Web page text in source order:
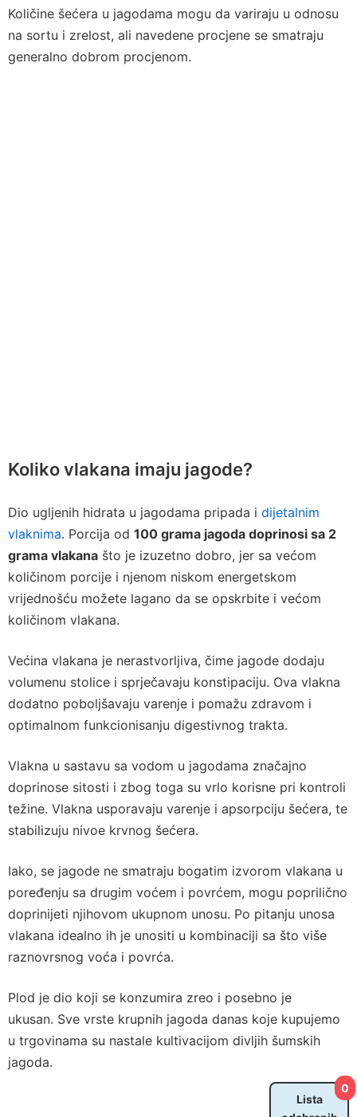
Količine šećera u jagodama mogu da variraju u odnosu
na sortu i zrelost, ali navedene procjene se smatraju
generalno dobrom procjenom.
Koliko vlakana imaju jagode?
Dio ugljenih hidrata u jagodama pripada i dijetalnim
vlaknima. Porcija od 100 grama jagoda doprinosi sa 2
grama vlakana što je izuzetno dobro, jer sa većom
količinom porcije i njenom niskom energetskom
vrijednošću možete lagano da se opskrbite i većom
količinom vlakana.
Većina vlakana je nerastvorljiva, čime jagode dodaju
volumenu stolice i sprječavaju konstipaciju. Ova vlakna
dodatno poboljšavaju varenje i pomažu zdravom i
optimalnom funkcionisanju digestivnog trakta.
Vlakna u sastavu sa vodom u jagodama značajno
doprinose sitosti i zbog toga su vrlo korisne pri kontroli
težine. Vlakna usporavaju varenje i apsorpciju šećera, te
stabilizuju nivoe krvnog šećera.
Iako, se jagode ne smatraju bogatim izvorom vlakana u
poređenju sa drugim voćem i povrćem, mogu poprilično
doprinijeti njihovom ukupnom unosu. Po pitanju unosa
vlakana idealno ih je unositi u kombinaciji sa što više
raznovrsnog voća i povrća.
Plod je dio koji se konzumira zreo i posebno je
ukusan. Sve vrste krupnih jagoda danas koje kupujemo
u trgovinama su nastale kultivacijom divljih šumskih
jagoda.
0
Lista